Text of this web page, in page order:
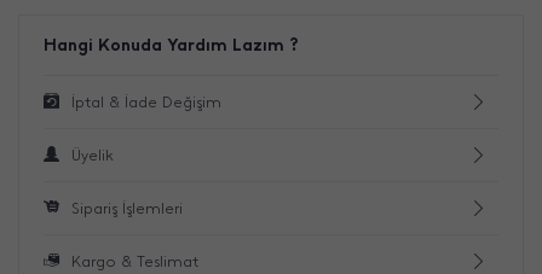
Hangi Konuda Yardım Lazım ?
İptal & İade Değişim
Üyelik
Sipariş İşlemleri
Kargo & Teslimat